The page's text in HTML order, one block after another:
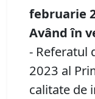
februarie
Având în
- Referatul
2023 al
calitate de